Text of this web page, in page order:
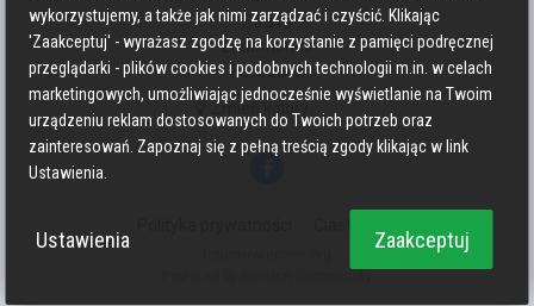
Strava
Endomondo
Facebook
Zmień kolory
wykorzystujemy, a także jak nimi zarządzać i czyścić. Klikając
'Zaakceptuj' - wyrażasz zgodzę na korzystanie z pamięci podręcznej
przeglądarki - plików cookies i podobnych technologii m.in. w celach
marketingowych, umożliwiając jednocześnie wyświetlanie na Twoim
urządzeniu reklam dostosowanych do Twoich potrzeb oraz
zainteresowań. Zapoznaj się z pełną treścią zgody klikając w link
Ustawienia.
Ustawienia Zaakceptuj